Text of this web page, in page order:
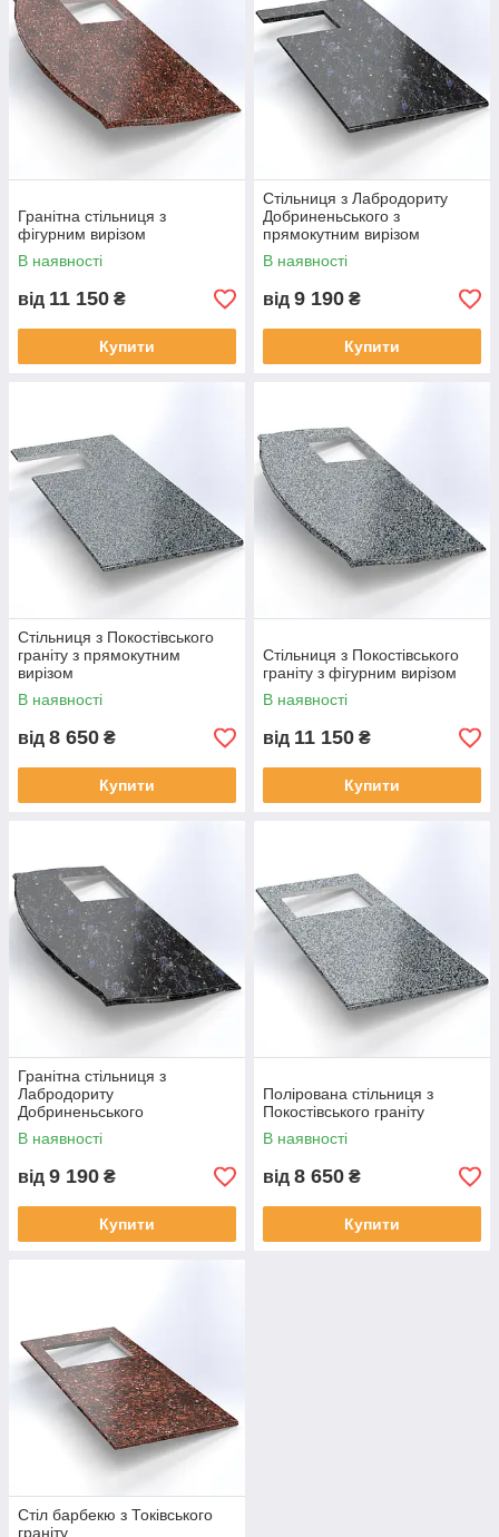
Червона стільниця з чорними вкрапленнями
Вишукане доповнення інтер'єру і розумне фінансове
вкладення. Довговічна стільниця з натурального граніту
доступна в різних формах і кольорах.
Стильна стільниця сірого кольору з
контрастними вкрапленнями.
Незважаючи на активну експлуатацію,
буде виглядати як нова, навіть через
десятиліття.
Стильна стільниця сірого кольору з контрастними
вкрапленнями. Незважаючи на активну експлуатацію,
буде виглядати як нова, навіть через десятиліття.
Ефектний зовнішній вигляд
натурального граніту стане гідною
прикрасою інтер'єру — блискуча
стільниця чорного кольору з темно-
синіми вкрапленнями.
Стільниця гранітна з Лабродоріта
Ефектний зовнішній вигляд натурального граніту стане
гідною прикрасою інтер'єру — блискуча стільниця
Затребувана модель вдало вписується в
поширену кольорову гаму кухонного
міцністю і довговічністю.
Гранітна стільниця з
фігурним вирізом
В наявності
від 11 150 ₴
Купити
Стільниця з Лабродориту
Добриненьського з
прямокутним вирізом
В наявності
від 9 190 ₴
Купити
Стільниця з Покостівського
граніту з прямокутним
вирізом
В наявності
від 8 650 ₴
Купити
Стільниця з Покостівського
граніту з фігурним вирізом
В наявності
від 11 150 ₴
Купити
Гранітна стільниця з
Лабродориту
Добриненьського
В наявності
від 9 190 ₴
Купити
Полірована стільниця з
Покостівського граніту
В наявності
від 8 650 ₴
Купити
Стіл барбекю з Токівського
граніту